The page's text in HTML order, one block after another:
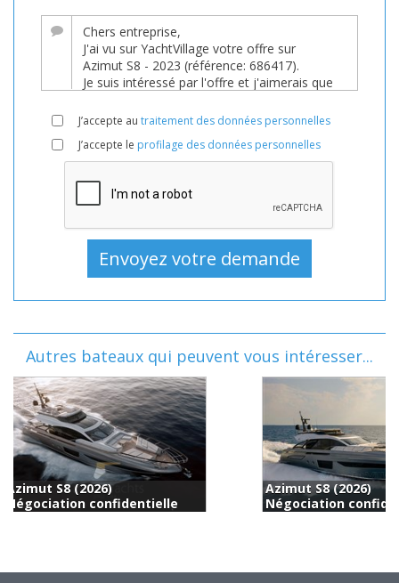
J’accepte au traitement des données personnelles
J’accepte le profilage des données personnelles
Autres bateaux qui peuvent vous intéresser...
Azimut S8 (2026)
Négociation confidentielle